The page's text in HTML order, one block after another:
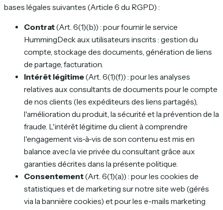
bases légales suivantes (Article 6 du RGPD) :
Contrat(Art. 6(1)(b)) : pour fournir le service
HummingDeck aux utilisateurs inscrits : gestion du
compte, stockage des documents, génération de liens
de partage, facturation.
Intérêt légitime(Art. 6(1)(f)) : pour les analyses
relatives aux consultants de documents pour le compte
de nos clients (les expéditeurs des liens partagés),
l'amélioration du produit, la sécurité et la prévention de la
fraude. L'intérêt légitime du client à comprendre
l'engagement vis-à-vis de son contenu est mis en
balance avec la vie privée du consultant grâce aux
garanties décrites dans la présente politique.
Consentement(Art. 6(1)(a)) : pour les cookies de
statistiques et de marketing sur notre site web (gérés
via la bannière cookies) et pour les e-mails marketing